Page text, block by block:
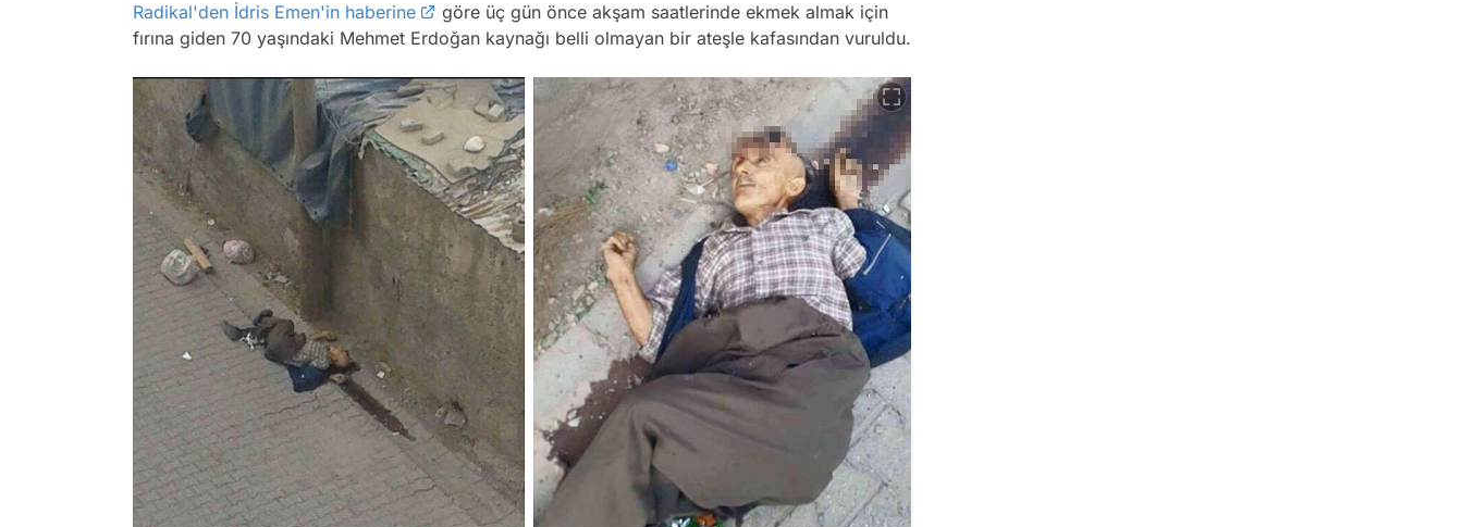
Radikal'den İdris Emen'in haberine
göre üç gün önce akşam saatlerinde ekmek almak için
fırına giden 70 yaşındaki Mehmet Erdoğan kaynağı belli olmayan bir ateşle kafasından vuruldu.